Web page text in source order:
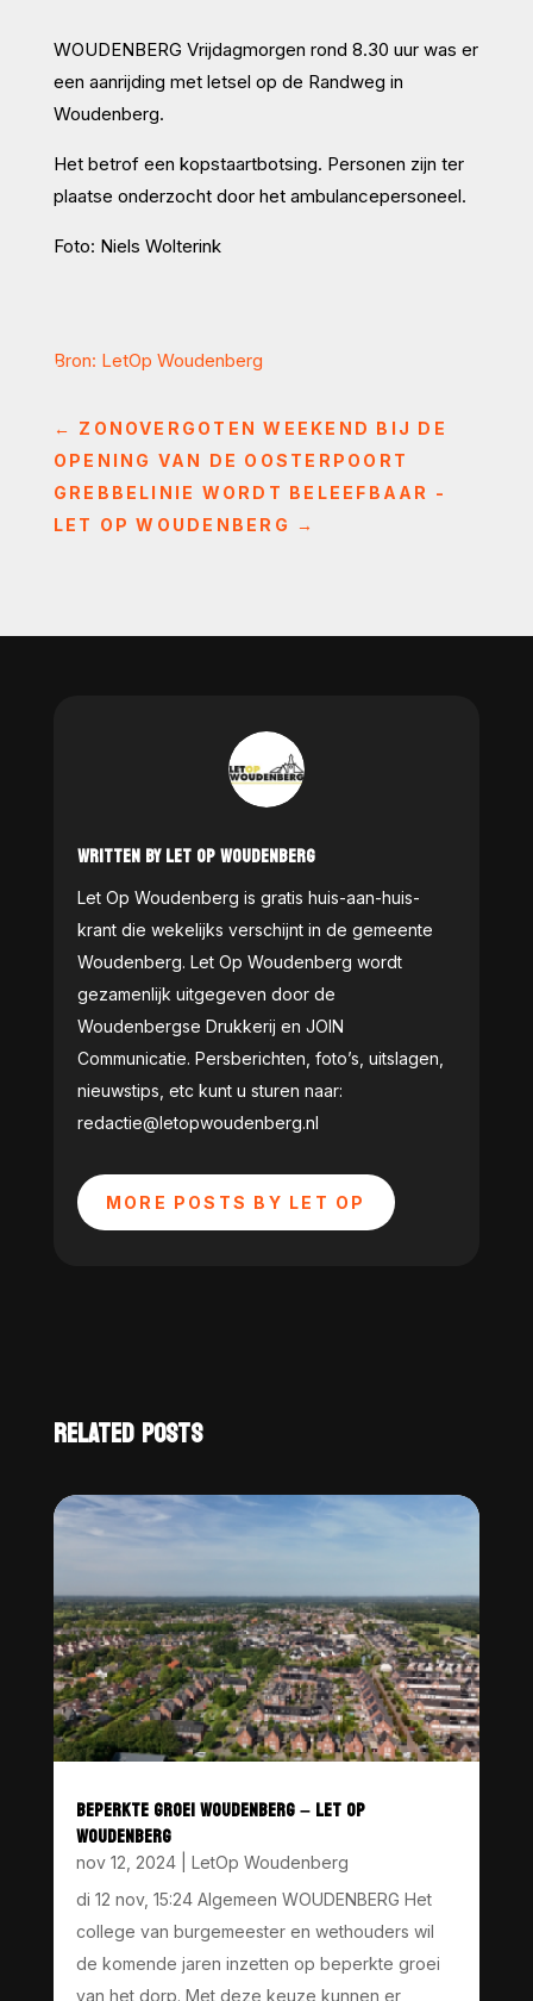
WOUDENBERG Vrijdagmorgen rond 8.30 uur was er
een aanrijding met letsel op de Randweg in
Woudenberg.
Het betrof een kopstaartbotsing. Personen zijn ter
plaatse onderzocht door het ambulancepersoneel.
Foto: Niels Wolterink
Bron: LetOp Woudenberg
← ZONOVERGOTEN WEEKEND BIJ DE
OPENING VAN DE OOSTERPOORT
GREBBELINIE WORDT BELEEFBAAR -
LET OP WOUDENBERG →
WRITTEN BY LET OP WOUDENBERG
Let Op Woudenberg is gratis huis-aan-huis-
krant die wekelijks verschijnt in de gemeente
Woudenberg. Let Op Woudenberg wordt
gezamenlijk uitgegeven door de
Woudenbergse Drukkerij en JOIN
Communicatie. Persberichten, foto’s, uitslagen,
nieuwstips, etc kunt u sturen naar:
redactie@letopwoudenberg.nl
MORE POSTS BY LET OP
RELATED POSTS
BEPERKTE GROEI WOUDENBERG – LET OP
WOUDENBERG
nov 12, 2024| LetOp Woudenberg
di 12 nov, 15:24 Algemeen WOUDENBERG Het
college van burgemeester en wethouders wil
de komende jaren inzetten op beperkte groei
van het dorp. Met deze keuze kunnen er